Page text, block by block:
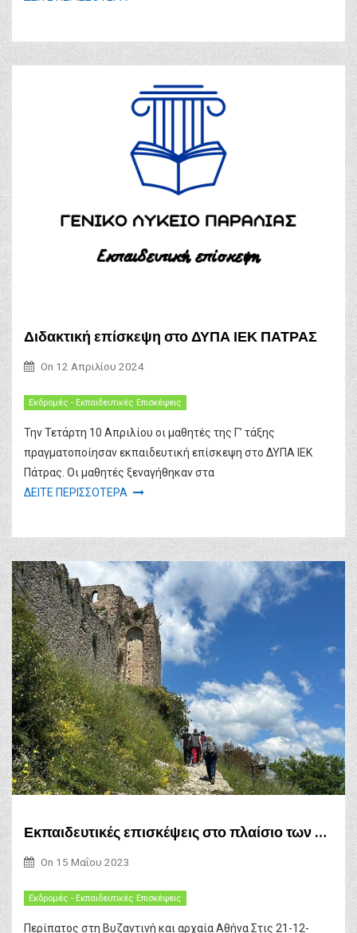
Διδακτική επίσκεψη στο ΔΥΠΑ ΙΕΚ ΠΑΤΡΑΣ
On 12 Απριλίου 2024
Εκδρομές - Εκπαιδευτικές Επισκέψεις
Την Τετάρτη 10 Απριλίου οι μαθητές της Γ’ τάξης
πραγματοποίησαν εκπαιδευτική επίσκεψη στο ΔΥΠΑ ΙΕΚ
Πάτρας. Οι μαθητές ξεναγήθηκαν στα
ΔΕΙΤΕ ΠΕΡΙΣΣΟΤΕΡΑ
Εκπαιδευτικές επισκέψεις στο πλαίσιο των φιλολογικών μαθημάτων
On 15 Μαΐου 2023
Εκδρομές - Εκπαιδευτικές Επισκέψεις
Περίπατος στη Βυζαντινή και αρχαία Αθήνα Στις 21-12-